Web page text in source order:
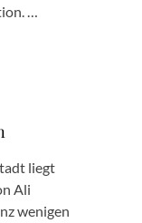
…
liegt
Ali
wenigen